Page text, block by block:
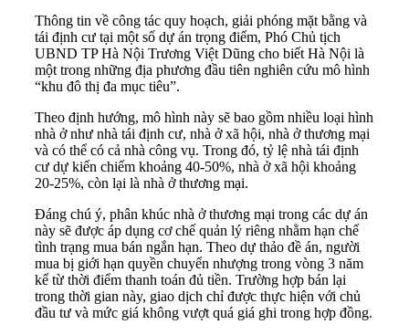
Thông tin về công tác quy hoạch, giải phóng mặt bằng và
tái định cư tại một số dự án trọng điểm, Phó Chủ tịch
UBND TP Hà Nội Trương Việt Dũng cho biết Hà Nội là
một trong những địa phương đầu tiên nghiên cứu mô hình
“khu đô thị đa mục tiêu”.
Theo định hướng, mô hình này sẽ bao gồm nhiều loại hình
nhà ở như nhà tái định cư, nhà ở xã hội, nhà ở thương mại
và có thể có cả nhà công vụ. Trong đó, tỷ lệ nhà tái định
cư dự kiến chiếm khoảng 40-50%, nhà ở xã hội khoảng
20-25%, còn lại là nhà ở thương mại.
Đáng chú ý, phân khúc nhà ở thương mại trong các dự án
này sẽ được áp dụng cơ chế quản lý riêng nhằm hạn chế
tình trạng mua bán ngắn hạn. Theo dự thảo đề án, người
mua bị giới hạn quyền chuyển nhượng trong vòng 3 năm
kể từ thời điểm thanh toán đủ tiền. Trường hợp bán lại
trong thời gian này, giao dịch chỉ được thực hiện với chủ
đầu tư và mức giá không vượt quá giá ghi trong hợp đồng.